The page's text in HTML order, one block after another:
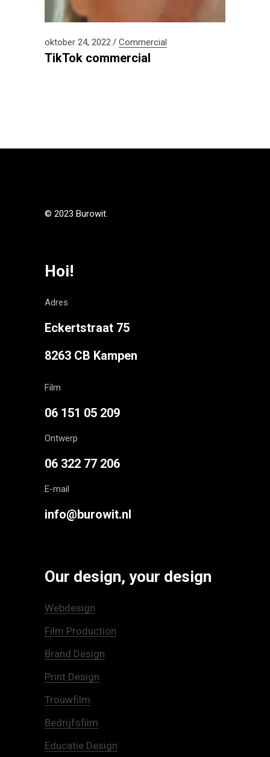
oktober 24, 2022 Commercial
TikTok commercial
© 2023 Burowit.
Hoi!
Adres
Eckertstraat 75
8263 CB Kampen
Film
06 151 05 209
Ontwerp
06 322 77 206
E-mail
info@burowit.nl
Our design, your design
Webdesign
Film Production
Brand Design
Print Design
Trouwfilm
Bedrijfsfilm
Educatie Design